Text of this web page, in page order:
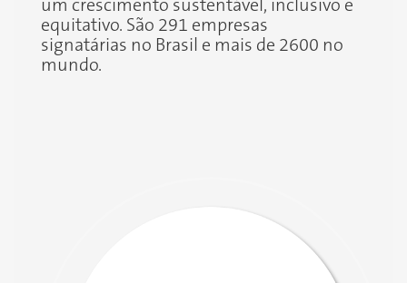
um crescimento sustentável, inclusivo e
equitativo. São 291 empresas
signatárias no Brasil e mais de 2600 no
mundo.